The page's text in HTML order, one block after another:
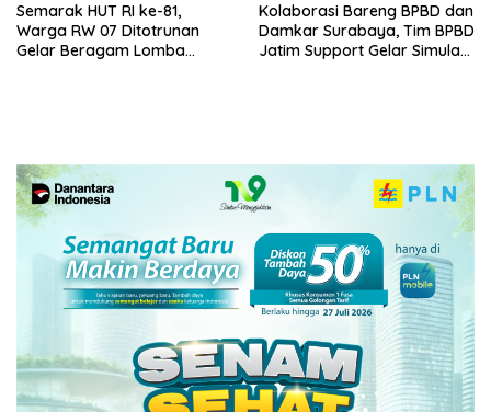
Semarak HUT RI ke-81,
Warga RW 07 Ditotrunan
Gelar Beragam Lomba
Kolaborasi Bareng BPBD dan
Damkar Surabaya, Tim BPBD
Jatim Support Gelar Simulasi